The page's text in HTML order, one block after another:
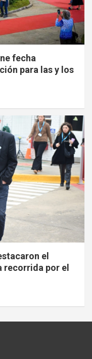
fecha
para las y los
el
recorrida por el